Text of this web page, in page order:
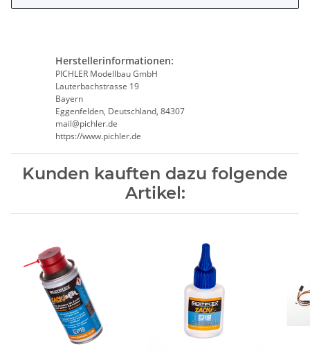
Herstellerinformationen:
PICHLER Modellbau GmbH
Lauterbachstrasse 19
Bayern
Eggenfelden, Deutschland, 84307
mail@pichler.de
https://www.pichler.de
Kunden kauften dazu folgende
Artikel: